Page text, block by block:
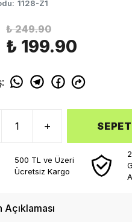
: 1128-Z1
₺ 249.90
₺ 199.90
:
500 TL ve Üzeri
Ücretsiz Kargo
Açıklaması